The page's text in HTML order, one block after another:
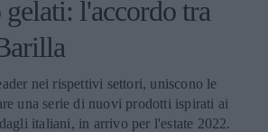
l'accordo tra
nei rispettivi settori, uniscono le
una serie di nuovi prodotti ispirati ai
italiani, in arrivo per l'estate 2022.